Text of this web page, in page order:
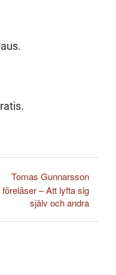
Tomas Gunnarsson
föreläser – Att lyfta sig
själv och andra